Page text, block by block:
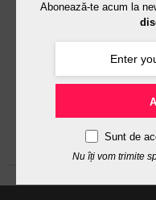
Abonează-te acum la
Sunt de
Nu îți vom trimite